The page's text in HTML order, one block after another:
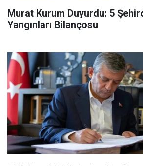
Murat Kurum Duyurdu: 5
Yangınları Bilançosu